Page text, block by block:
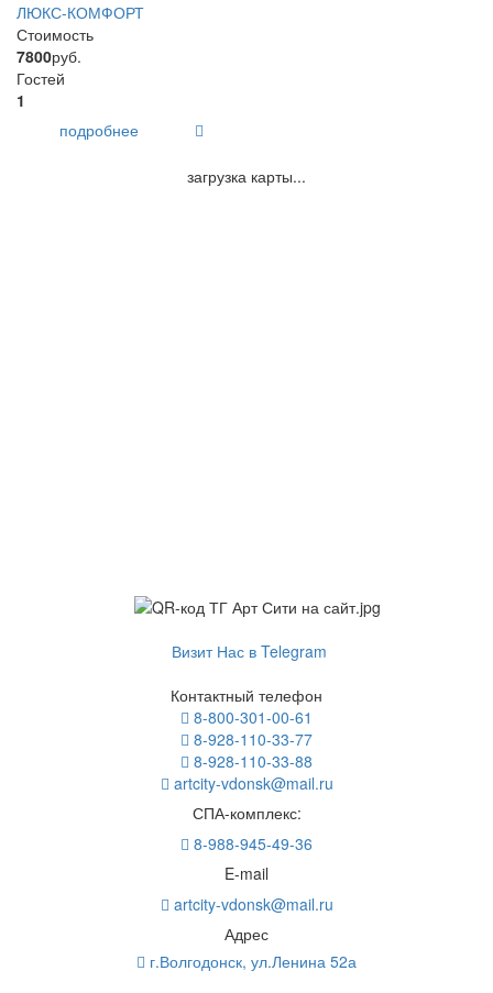
ЛЮКС-КОМФОРТ
Стоимость
7800руб.
Гостей
1
подробнее
загрузка карты...
Визит Нас в Telegram
Контактный телефон
8-800-301-00-61
8-928-110-33-77
8-928-110-33-88
artcity-vdonsk@mail.ru
СПА-комплекс:
8-988-945-49-36
E-mail
artcity-vdonsk@mail.ru
Адрес
г.Волгодонск, ул.Ленина 52а